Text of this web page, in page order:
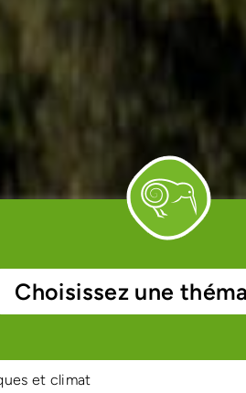
Choisissez une
et climat